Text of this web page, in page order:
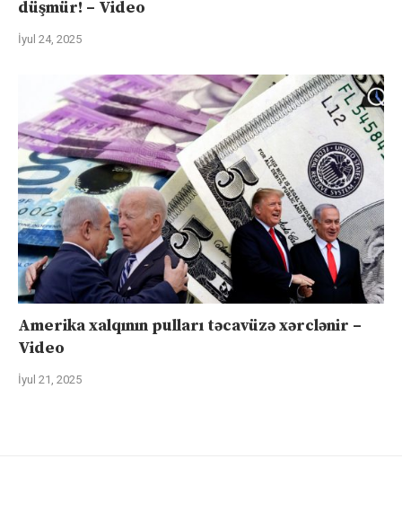
düşmür! – Video
İyul 24, 2025
Amerika xalqının pulları təcavüzə xərclənir –
Video
İyul 21, 2025